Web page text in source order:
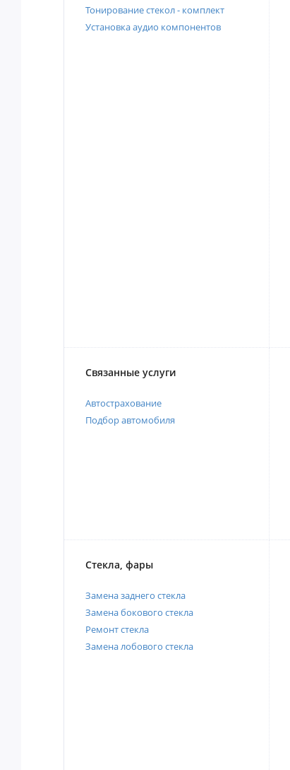
Тонирование стекол - комплект
Установка аудио компонентов
Связанные услуги
Автострахование
Подбор автомобиля
Стекла, фары
Замена заднего стекла
Замена бокового стекла
Ремонт стекла
Замена лобового стекла